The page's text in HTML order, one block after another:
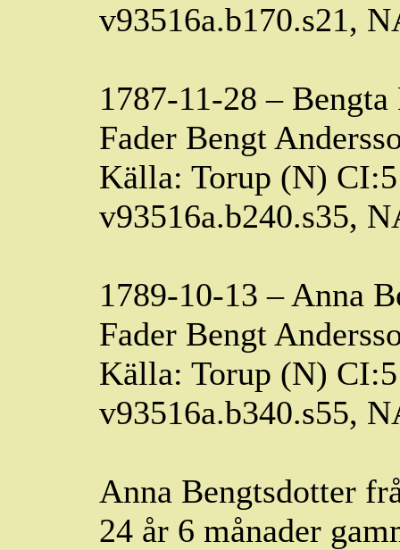
v93516a.b170.s21,
1787-11-28 – Bengta
Fader Bengt
Källa: Torup (N)
v93516a.b240.s35,
1789-10-13 – Anna
Fader Bengt
Källa: Torup (N)
v93516a.b340.s55,
Anna Bengtsdotter
24 år 6 månader